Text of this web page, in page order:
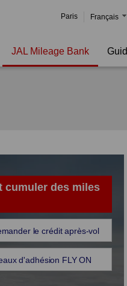
Paris Français
JAL Mileage Bank
cumuler des miles
le crédit après-vol
d'adhésion FLY ON